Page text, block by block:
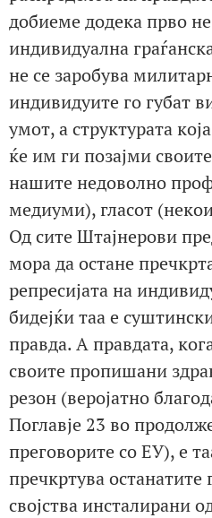
добиеме додека прво
индивидуална
не се заробува
индивидуите го губат
умот, а структурата
ќе им ги позајми
нашите недоволно
медиуми), гласот
Од сите Штајнерови
мора да остане
репресијата на
бидејќи таа е
правда. А правдата,
своите пропишани
резон (веројатно
Поглавје 23 во
преговорите со ЕУ), е
пречкртува
својства инсталирани